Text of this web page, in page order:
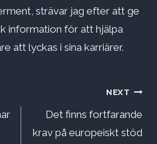
strävar jag efter att ge
information för att hjälpa
att lyckas i sina karriärer.
NEXT
Det finns fortfarande
krav på europeiskt stöd